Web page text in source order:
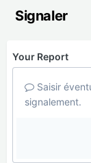
Signaler
Your Report
Saisir
signalement.